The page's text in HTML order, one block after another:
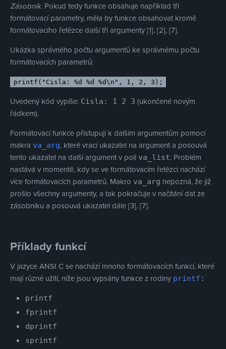
Zásobník. Pokud tedy funkce obsahuje například tři
formátovací parametry, měla by funkce obsahovat kromě
formátovacího řetězce další tři argumenty [1], [2], [7].
Ukázka správného počtu argumentů ke správnému počtu
formátovacích parametrů:
printf("Cisla: %d %d %d\n", 1, 2, 3);
Uvedený kód vypíše: Cisla: 1 2 3 (ukončené novým
řádkem).
Formátovací funkce přistupují k dalším argumentům pomocí
makra va_arg, které vrací ukazatel na argument a posouvá
tento ukazatel na další argument v poli va_list. Problém
nastává v momentě, kdy se ve formátovacím řetězci nachází
více formátovacích parametrů. Makro va_arg nepozná, že již
prošlo všechny argumenty, a tak pokračuje v načítání dat ze
zásobníku a posouvá ukazatel dále [3], [7].
Příklady funkcí
V jazyce ANSI C se nachází mnoho formátovacích funkcí, které
mají různé užití, níže jsou vypsány funkce z rodiny printf :
printf
fprintf
dprintf
sprintf